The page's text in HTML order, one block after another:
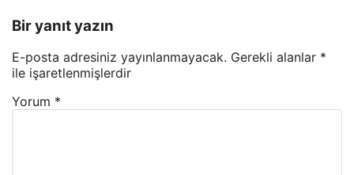
Bir yanıt yazın
E-posta adresiniz yayınlanmayacak. Gerekli alanlar *
ile işaretlenmişlerdir
Yorum *